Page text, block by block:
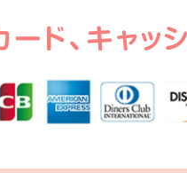
ド、 キャッ